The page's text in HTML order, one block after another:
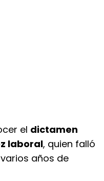
el dictamen
laboral, quien falló
años de